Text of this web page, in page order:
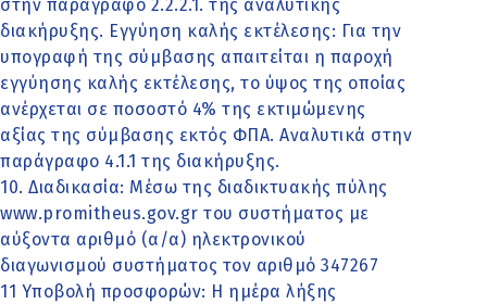
στην παράγραφο 2.2.2.1. της αναλυτικής
διακήρυξης. Εγγύηση καλής εκτέλεσης: Για την
υπογραφή της σύμβασης απαιτείται η παροχή
εγγύησης καλής εκτέλεσης, το ύψος της οποίας
ανέρχεται σε ποσοστό 4% της εκτιμώμενης
αξίας της σύμβασης εκτός ΦΠΑ. Αναλυτικά στην
παράγραφο 4.1.1 της διακήρυξης.
10. Διαδικασία: Μέσω της διαδικτυακής πύλης
www.promitheus.gov.gr του συστήματος με
αύξοντα αριθμό (α/α) ηλεκτρονικού
διαγωνισμού συστήματος τον αριθμό 347267
11 Υποβολή προσφορών: Η ημέρα λήξης